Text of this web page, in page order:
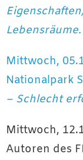
Lebensräume.
Mittwoch,
Nationalpark
– Schlecht
Mittwoch,
Autoren des